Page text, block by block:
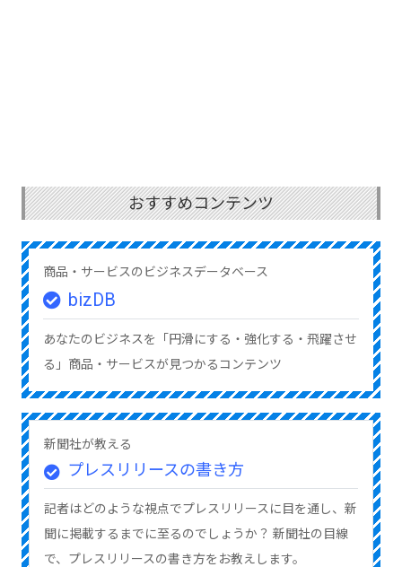
おすすめコンテンツ
商品・サービスのビジネスデータベース
bizDB
あなたのビジネスを「円滑にする・強化する・飛躍させ
る」商品・サービスが見つかるコンテンツ
新聞社が教える
プレスリリースの書き方
記者はどのような視点でプレスリリースに目を通し、新
聞に掲載するまでに至るのでしょうか？ 新聞社の目線
で、プレスリリースの書き方をお教えします。